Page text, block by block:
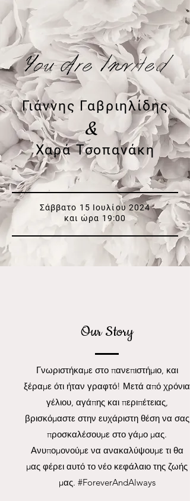
You Are Invited
Γιάννης Γαβριηλίδης
&
Χαρά Τσοπανάκη
Σάββατο 15 Ιουλίου 2024
και ώρα 19:00
Our Story
Γνωριστήκαμε στο πανεπιστήμιο, και
ξέραμε ότι ήταν γραφτό! Μετά από χρόνια
γέλιου, αγάπης και περιπέτειας,
βρισκόμαστε στην ευχάριστη θέση να σας
προσκαλέσουμε στο γάμο μας.
Ανυπομονούμε να ανακαλύψουμε τι θα
μας φέρει αυτό το νέο κεφάλαιο της ζωής
μας. #ForeverAndAlways